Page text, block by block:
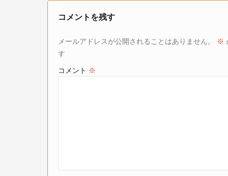
コメントを残す
メールアドレスが公開されることはありません。 ※
す
コメント ※